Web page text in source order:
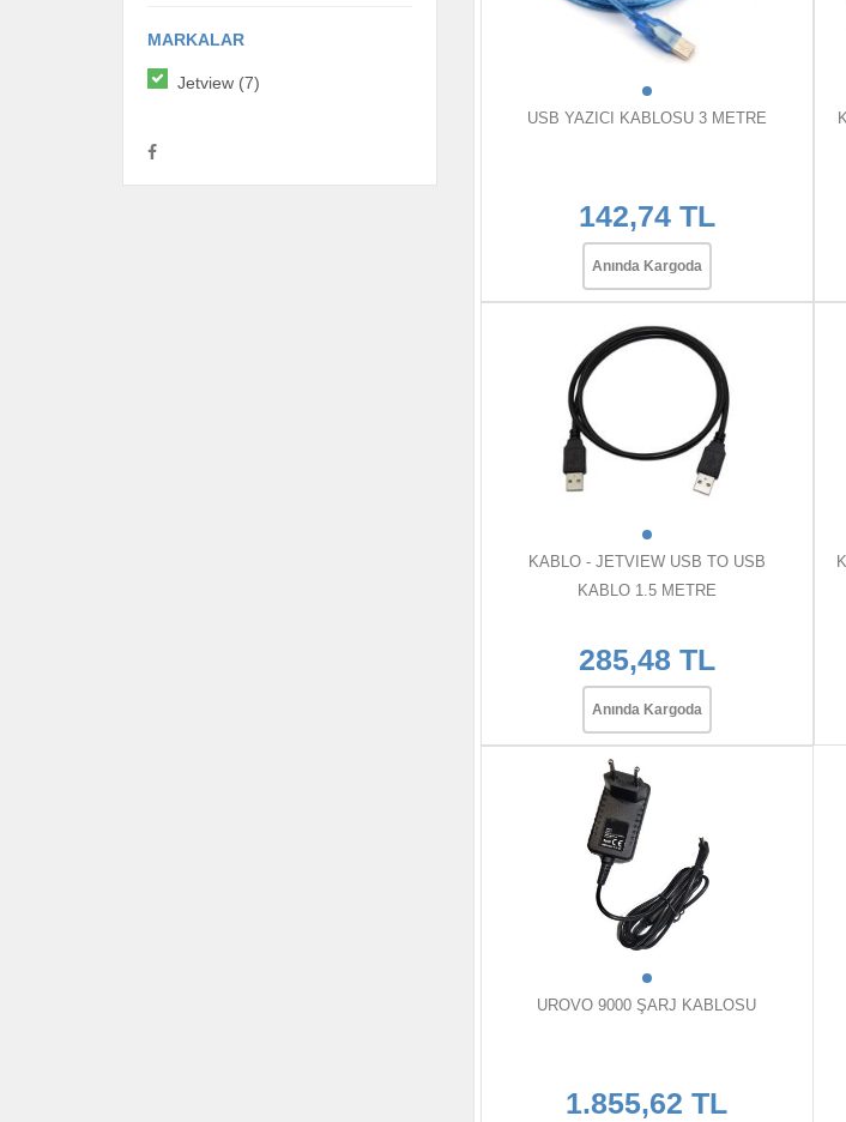
MARKALAR
Jetview (7)
USB YAZICI KABLOSU 3 METRE
142,74 TL
Anında Kargoda
KABLO - JETVIEW USB TO USB
KABLO 1.5 METRE
285,48 TL
Anında Kargoda
UROVO 9000 ŞARJ KABLOSU
1.855,62 TL